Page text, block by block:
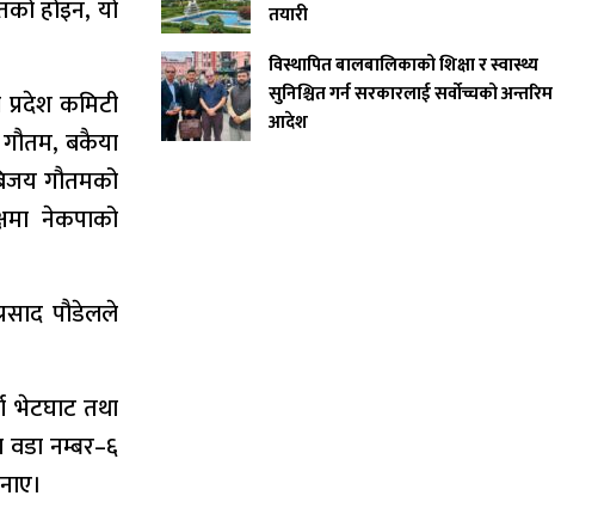
होइन, यो
प्रदेश कमिटी
बकैया
गौतमको
नेकपाको
पौडेलले
भेटघाट तथा
वडा नम्बर–६
तयारी
विस्थापित बालबालिकाको शिक्षा र स्वास्थ्य
सुनिश्चित गर्न सरकारलाई सर्वोच्चको अन्तरिम
आदेश